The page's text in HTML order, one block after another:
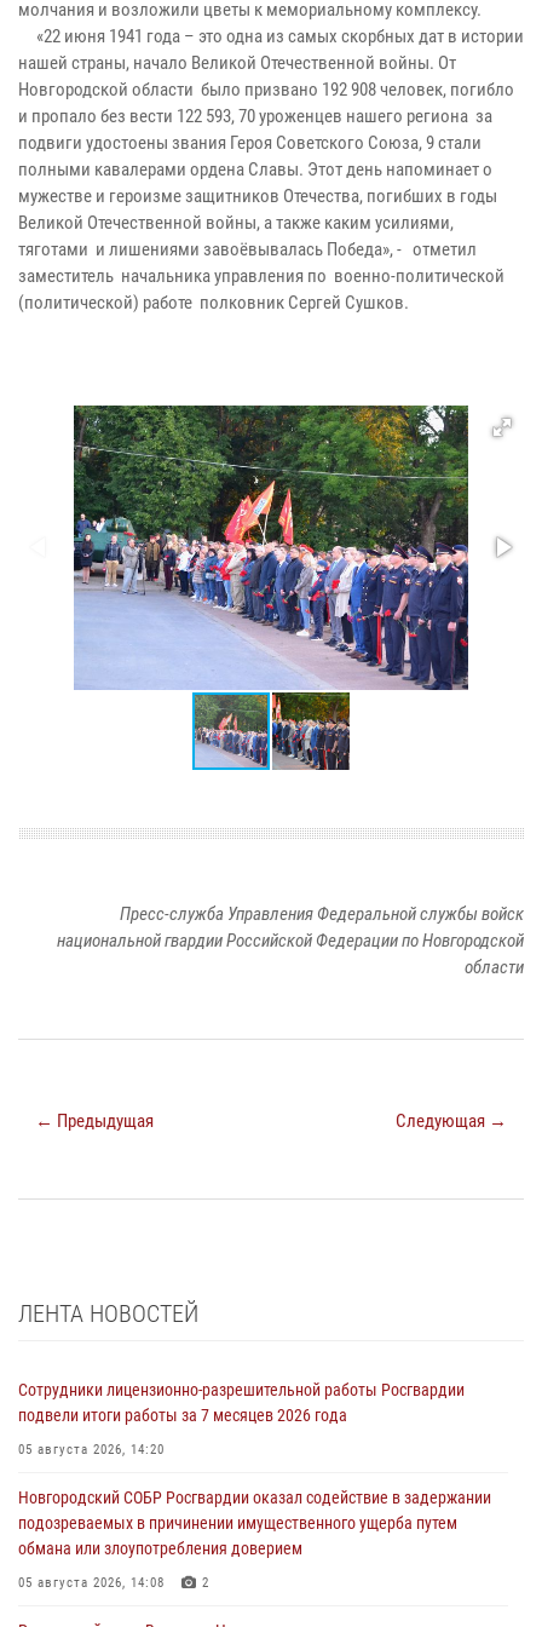
молчания и возложили цветы к мемориальному комплексу.
«22 июня 1941 года – это одна из самых скорбных дат в истории
нашей страны, начало Великой Отечественной войны. От
Новгородской области было призвано 192 908 человек, погибло
и пропало без вести 122 593, 70 уроженцев нашего региона за
подвиги удостоены звания Героя Советского Союза, 9 стали
полными кавалерами ордена Славы. Этот день напоминает о
мужестве и героизме защитников Отечества, погибших в годы
Великой Отечественной войны, а также каким усилиями,
тяготами и лишениями завоёвывалась Победа», - отметил
заместитель начальника управления по военно-политической
(политической) работе полковник Сергей Сушков.
Пресс-служба Управления Федеральной службы войск
национальной гвардии Российской Федерации по Новгородской
области
← Предыдущая Следующая →
ЛЕНТА НОВОСТЕЙ
Сотрудники лицензионно-разрешительной работы Росгвардии
подвели итоги работы за 7 месяцев 2026 года
05 августа 2026, 14:20
Новгородский СОБР Росгвардии оказал содействие в задержании
подозреваемых в причинении имущественного ущерба путем
обмана или злоупотребления доверием
05 августа 2026, 14:08 2